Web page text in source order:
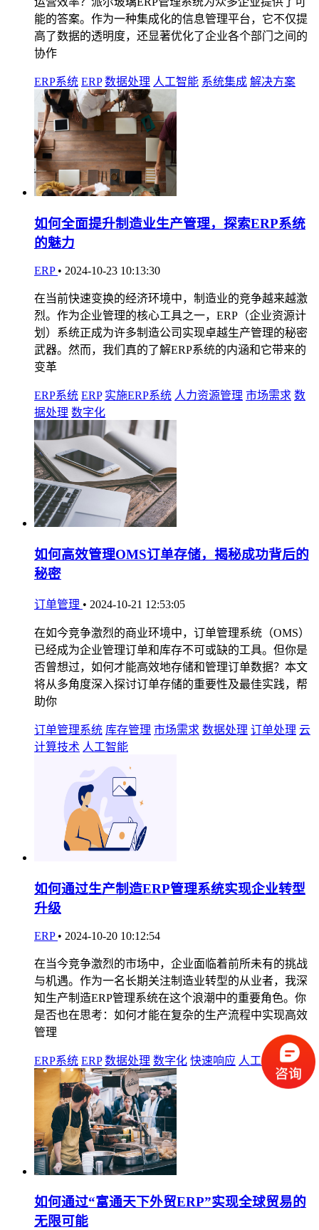
能的答案。作为一种集成化的信息管理平台，它不仅提
高了数据的透明度，还显著优化了企业各个部门之间的
协作
ERP系统 ERP 数据处理 人工智能 系统集成 解决方案
如何全面提升制造业生产管理，探索ERP系统
的魅力
ERP • 2024-10-23 10:13:30
在当前快速变换的经济环境中，制造业的竞争越来越激
烈。作为企业管理的核心工具之一，ERP（企业资源计
划）系统正成为许多制造公司实现卓越生产管理的秘密
武器。然而，我们真的了解ERP系统的内涵和它带来的
变革
ERP系统 ERP 实施ERP系统 人力资源管理 市场需求 数
据处理 数字化
如何高效管理OMS订单存储，揭秘成功背后的
秘密
订单管理 • 2024-10-21 12:53:05
在如今竞争激烈的商业环境中，订单管理系统（OMS）
已经成为企业管理订单和库存不可或缺的工具。但你是
否曾想过，如何才能高效地存储和管理订单数据？本文
将从多角度深入探讨订单存储的重要性及最佳实践，帮
助你
订单管理系统 库存管理 市场需求 数据处理 订单处理 云
计算技术 人工智能
如何通过生产制造ERP管理系统实现企业转型
升级
ERP • 2024-10-20 10:12:54
在当今竞争激烈的市场中，企业面临着前所未有的挑战
与机遇。作为一名长期关注制造业转型的从业者，我深
知生产制造ERP管理系统在这个浪潮中的重要角色。你
是否也在思考：如何才能在复杂的生产流程中实现高效
管理
ERP系统 ERP 数据处理 数字化 快速响应 人工智能
如何通过“富通天下外贸ERP”实现全球贸易的
无限可能